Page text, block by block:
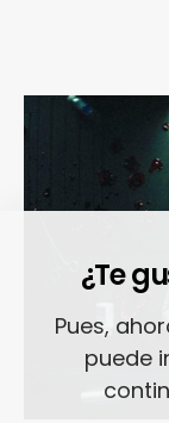
¿Te
Pues,
puede